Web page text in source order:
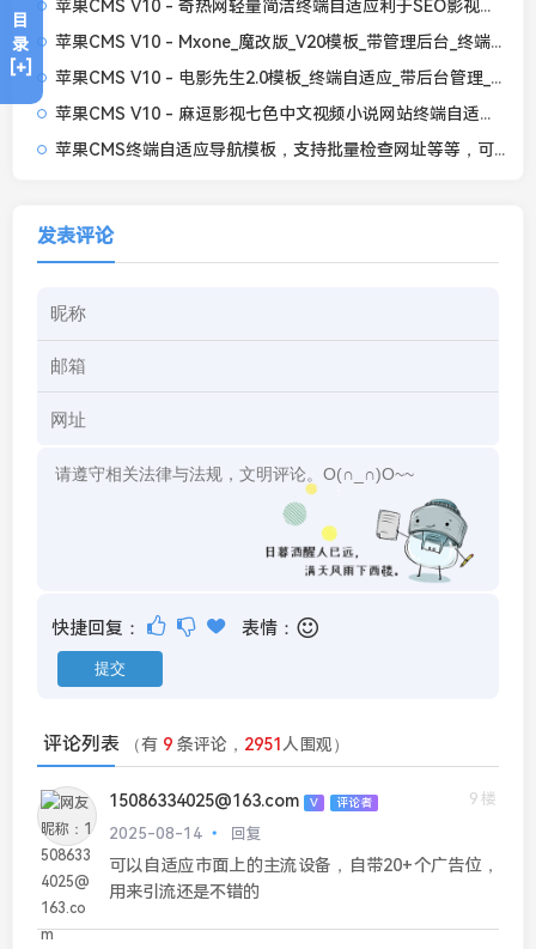
苹果CMS V10 - 奇热网轻量简洁终端自适应利于SEO影视模板
苹果CMS V10 - Mxone_魔改版_V20模板_带管理后台_终端自适应
苹果CMS V10 - 电影先生2.0模板_终端自适应_带后台管理_全开源无加密
苹果CMS V10 - 麻逗影视七色中文视频小说网站终端自适应主题模板
苹果CMS终端自适应导航模板，支持批量检查网址等等，可二开视频导航一体站
发表评论
快捷回复： 表情：
评论列表 （有 9 条评论， 2951 人围观）
15086334025@163.com V 评论者
9楼
2025-08-14
回复
可以自适应市面上的主流设备，自带20+个广告位，
用来引流还是不错的
目
录
[+]